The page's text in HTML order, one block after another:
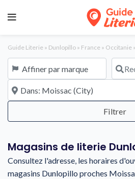
Guide Literie » Dunlopillo » France » Occitanie »
Affiner par marque
À proximité de
Magasins de literie
Consultez l'adresse, les horaires
magasins Dunlopillo proches